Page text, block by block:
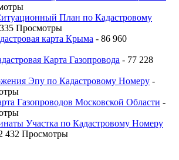
План по Кадастровому
Просмотры
карта Крыма - 86 960
Карта Газопровода - 77 228
Эпу по Кадастровому Номеру -
Газопроводов Московской Области -
Участка по Кадастровому Номеру
432 Просмотры